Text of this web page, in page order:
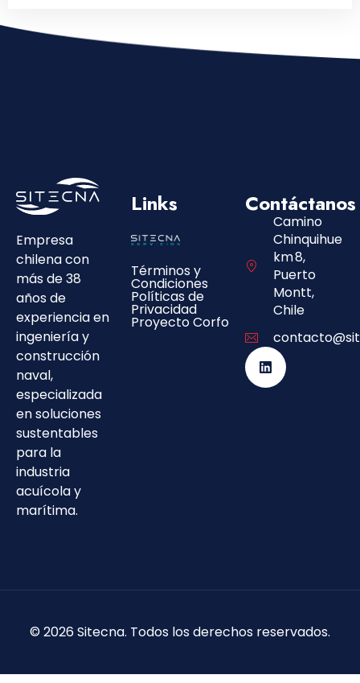
Empresa
chilena con
más de 38
años de
experiencia en
ingeniería y
construcción
naval,
especializada
en soluciones
sustentables
para la
industria
acuícola y
marítima.
Links
Términos y
Condiciones
Políticas de
Privacidad
Proyecto Corfo
Contáctanos
Camino
Chinquihue
km 8,
Puerto
Montt,
Chile
© 2026Sitecna. Todos los derechos reservados.